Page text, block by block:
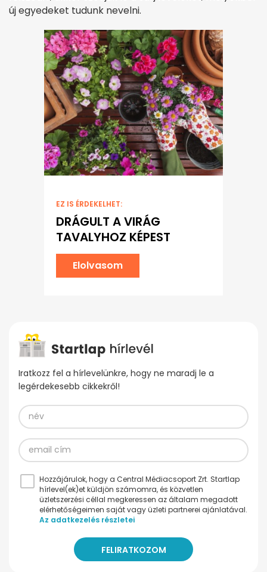
új egyedeket tudunk nevelni.
EZ IS ÉRDEKELHET:
DRÁGULT A VIRÁG
TAVALYHOZ KÉPEST
Elolvasom
Iratkozz fel a hírlevelünkre, hogy ne maradj le a
legérdekesebb cikkekről!
Hozzájárulok, hogy a Central Médiacsoport Zrt. Startlap
hírlevel(ek)et küldjön számomra, és közvetlen
üzletszerzési céllal megkeressen az általam megadott
elérhetőségeimen saját vagy üzleti partnerei ajánlatával.
Az adatkezelés részletei